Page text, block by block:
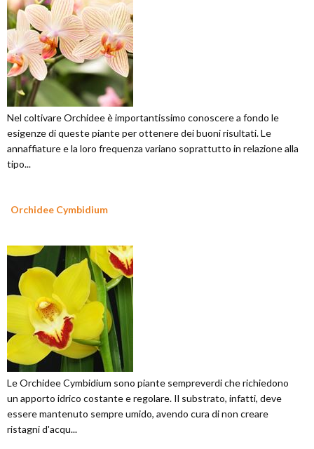
Nel coltivare Orchidee è importantissimo conoscere a fondo le
esigenze di queste piante per ottenere dei buoni risultati. Le
annaffiature e la loro frequenza variano soprattutto in relazione alla
tipo...
Orchidee Cymbidium
Le Orchidee Cymbidium sono piante sempreverdi che richiedono
un apporto idrico costante e regolare. Il substrato, infatti, deve
essere mantenuto sempre umido, avendo cura di non creare
ristagni d'acqu...